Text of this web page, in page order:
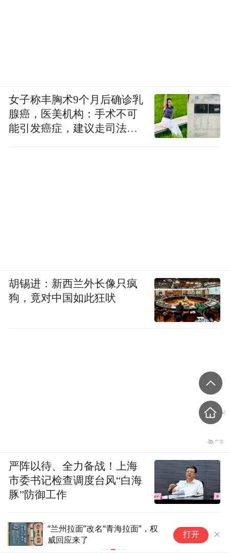
泰国校园枪击案已致8死，14岁
枪手被曝长期遭霸凌
打开
女子称丰胸术9个月后确诊乳
腺癌，医美机构：手术不可
能引发癌症，建议走司法途
胡锡进：新西兰外长像只疯
狗，竟对中国如此狂吠
严阵以待、全力备战！上海
市委书记检查调度台风“白海
豚”防御工作